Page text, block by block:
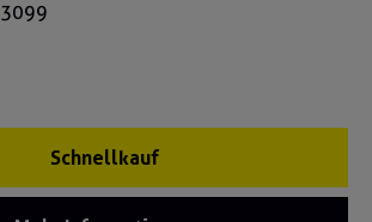
3099
Schnellkauf